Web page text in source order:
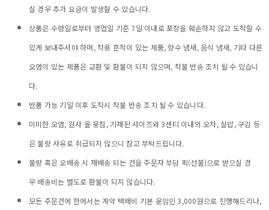
실 경우 추가 요금이 발생할 수 있습니다.
상품은 수령일로부터 영업일 기준 7일 이내로 포장을 훼손하지 않고 도착할 수
있게 보내주셔야 하며, 착용 흔적이 있는 제품, 향수 냄새, 음식 냄새, 기타 다른
오염이 있는 제품은 교환 및 환불이 되지 않으며, 착불 반송 조치 될 수 있습니
다.
반품 가능 기일 이후 도착시 착불 반송 조치 될 수 있습니다.
미미한 오염, 원사 올 뭉침, 기재된 사이즈와 3센티 이내의 오차, 실밥, 구김 등
은 불량 사유로 취급되지 않으니 참고 부탁드립니다.
불량 혹은 오배송 시 재배송 되는 건을 주문자 부담 퀵(선불)으로 받으실 경
우 배송비는 별도로 환불이 되지 않습니다.
모든 주문건에 한에서는 계약 택배비 기본 운임인 3,000원으로 진행해드리나,